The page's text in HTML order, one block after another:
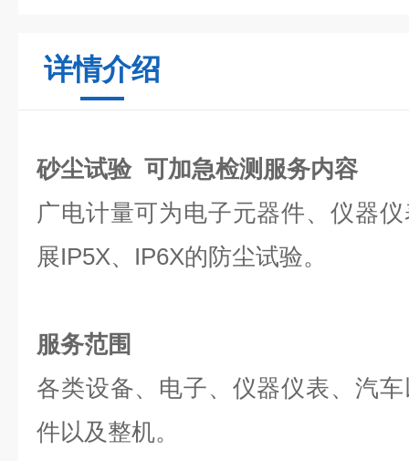
详情介绍
砂尘试验 可加急检测服务内容
广电计量可为电子元器件、仪器
展IP5X、IP6X的防尘试验。
服务范围
各类设备、电子、仪器仪表、汽
件以及整机。